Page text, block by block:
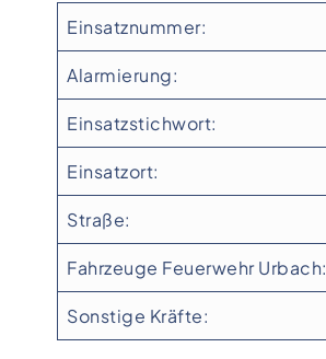
Einsatznummer:
Alarmierung:
Einsatzstichwort:
Einsatzort:
Straße:
Fahrzeuge Feuerwehr Urbach:
Sonstige Kräfte: